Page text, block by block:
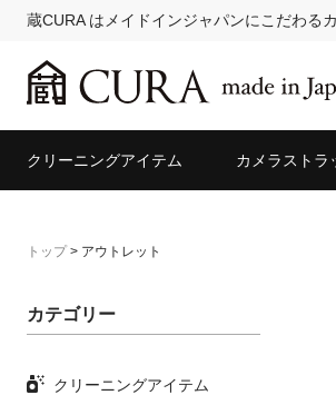
蔵CURA はメイドインジャパンにこだわる
クリーニングアイテム カメラストラ
トップ> アウトレット
カテゴリー
クリーニングアイテム